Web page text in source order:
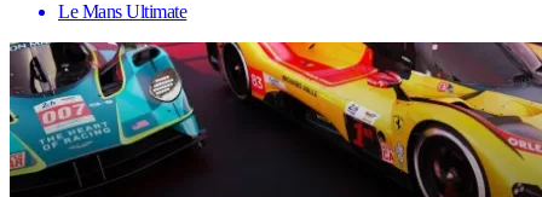
Le Mans Ultimate